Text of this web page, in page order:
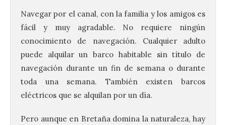
Navegar por el canal, con la familia y los amigos es
fácil y muy agradable. No requiere ningún
conocimiento de navegación. Cualquier adulto
puede alquilar un barco habitable sin título de
navegación durante un fin de semana o durante
toda una semana. También existen barcos
eléctricos que se alquilan por un día.
Pero aunque en Bretaña domina la naturaleza, hay